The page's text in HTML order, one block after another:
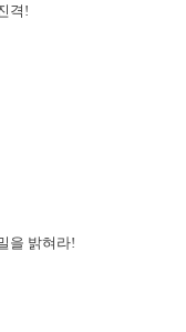
격!
을 밝혀라!